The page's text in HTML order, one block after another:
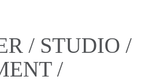
/ STUDIO /
/